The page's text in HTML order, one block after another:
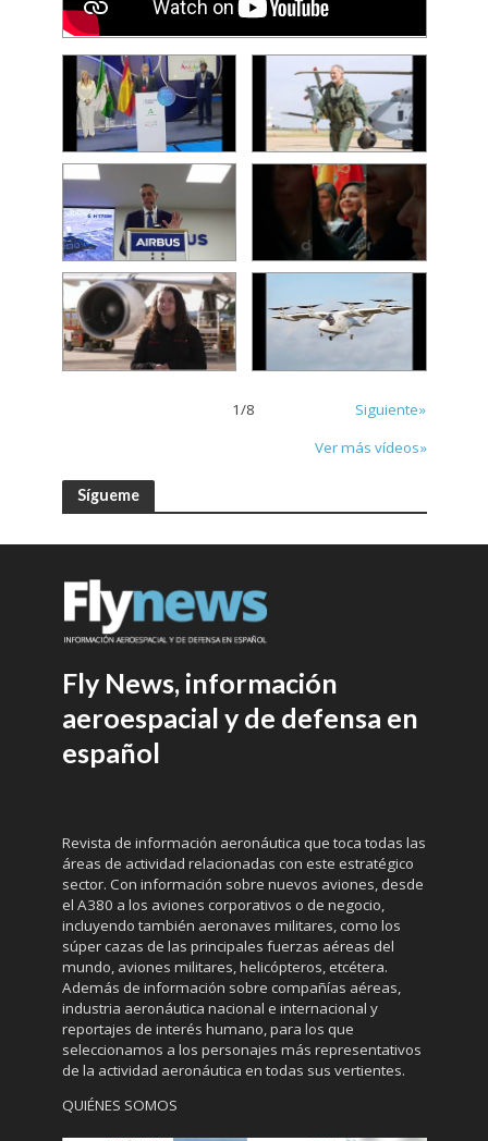
1/8
Siguiente»
Ver más vídeos»
Sígueme
Fly News, información
aeroespacial y de defensa en
español
Revista de información aeronáutica que toca todas las
áreas de actividad relacionadas con este estratégico
sector. Con información sobre nuevos aviones, desde
el A380 a los aviones corporativos o de negocio,
incluyendo también aeronaves militares, como los
súper cazas de las principales fuerzas aéreas del
mundo, aviones militares, helicópteros, etcétera.
Además de información sobre compañías aéreas,
industria aeronáutica nacional e internacional y
reportajes de interés humano, para los que
seleccionamos a los personajes más representativos
de la actividad aeronáutica en todas sus vertientes.
QUIÉNES SOMOS